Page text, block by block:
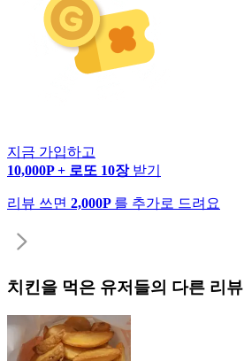
지금 가입하고
10,000P + 로또 10장 받기
리뷰 쓰면 2,000P 를 추가로 드려요
치킨을 먹은 유저들의 다른 리뷰